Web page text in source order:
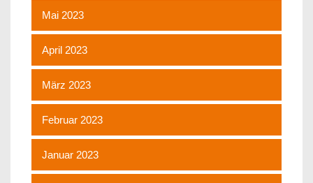
Mai 2023
April 2023
März 2023
Februar 2023
Januar 2023